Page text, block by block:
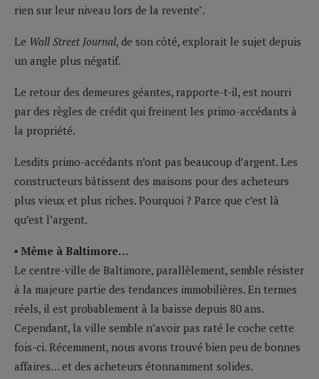
rien sur leur niveau lors de la revente".
Le Wall Street Journal, de son côté, explorait le sujet depuis
un angle plus négatif.
Le retour des demeures géantes, rapporte-t-il, est nourri
par des règles de crédit qui freinent les primo-accédants à
la propriété.
Lesdits primo-accédants n’ont pas beaucoup d’argent. Les
constructeurs bâtissent des maisons pour des acheteurs
plus vieux et plus riches. Pourquoi ? Parce que c’est là
qu’est l’argent.
▪ Même à Baltimore…
Le centre-ville de Baltimore, parallèlement, semble résister
à la majeure partie des tendances immobilières. En termes
réels, il est probablement à la baisse depuis 80 ans.
Cependant, la ville semble n’avoir pas raté le coche cette
fois-ci. Récemment, nous avons trouvé bien peu de bonnes
affaires… et des acheteurs étonnamment solides.